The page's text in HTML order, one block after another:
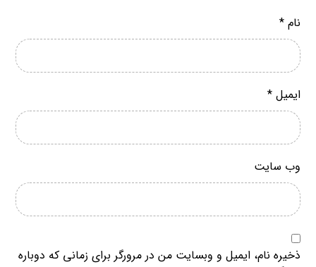
نام*
ایمیل*
وب‌ سایت
ذخیره نام، ایمیل و وبسایت من در مرورگر برای زمانی که دوباره